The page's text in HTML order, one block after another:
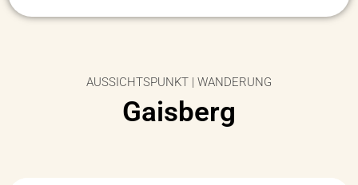
AUSSICHTSPUNKT | WANDERUNG
Gaisberg